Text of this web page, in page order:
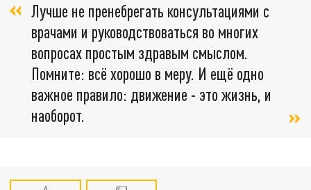
Лучше не пренебрегать консультациями с
врачами и руководствоваться во многих
вопросах простым здравым смыслом.
Помните: всё хорошо в меру. И ещё одно
важное правило: движение - это жизнь, и
наоборот.